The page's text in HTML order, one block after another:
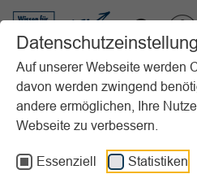
Auf unserer Webseite werden
davon werden zwingend
andere ermöglichen, Ihre
Webseite zu verbessern.
Essenziell Statistiken
Startseite Sportpraxis Sport &